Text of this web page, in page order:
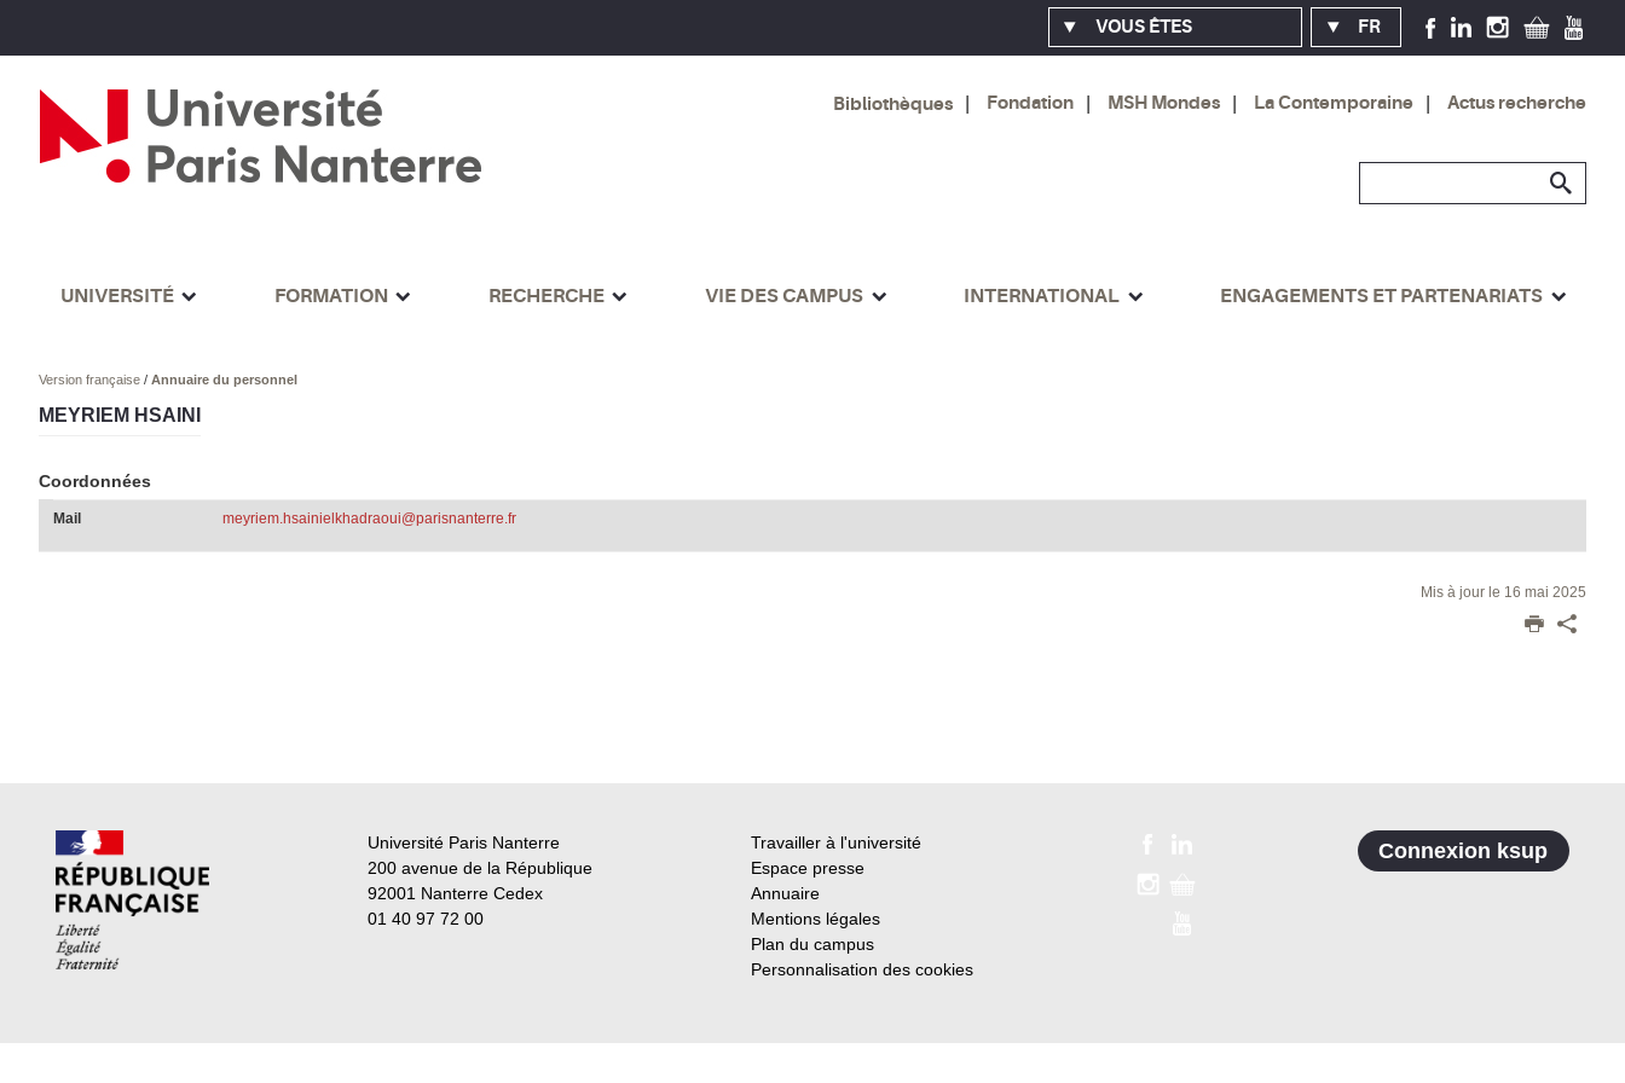
VOUS ÊTES FR
Bibliothèques Fondation MSH Mondes La Contemporaine Actus recherche
UNIVERSITÉ FORMATION RECHERCHE VIE DES CAMPUS INTERNATIONAL ENGAGEMENTS ET PARTENARIATS
Version française/ Annuaire du personnel
MEYRIEM HSAINI
Coordonnées
Mail meyriem.hsainielkhadraoui@parisnanterre.fr
Mis à jour le 16 mai 2025
Université Paris Nanterre
200 avenue de la République
92001 Nanterre Cedex
01 40 97 72 00
Travailler à l'université
Espace presse
Annuaire
Mentions légales
Plan du campus
Personnalisation des cookies
Connexion ksup